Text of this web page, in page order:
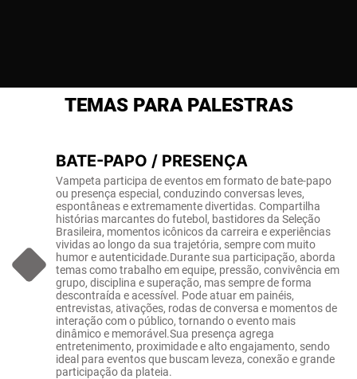
TEMAS PARA PALESTRAS
BATE-PAPO / PRESENÇA
Vampeta participa de eventos em formato de bate-papo
ou presença especial, conduzindo conversas leves,
espontâneas e extremamente divertidas. Compartilha
histórias marcantes do futebol, bastidores da Seleção
Brasileira, momentos icônicos da carreira e experiências
vividas ao longo da sua trajetória, sempre com muito
humor e autenticidade.Durante sua participação, aborda
temas como trabalho em equipe, pressão, convivência em
grupo, disciplina e superação, mas sempre de forma
descontraída e acessível. Pode atuar em painéis,
entrevistas, ativações, rodas de conversa e momentos de
interação com o público, tornando o evento mais
dinâmico e memorável.Sua presença agrega
entretenimento, proximidade e alto engajamento, sendo
ideal para eventos que buscam leveza, conexão e grande
participação da plateia.